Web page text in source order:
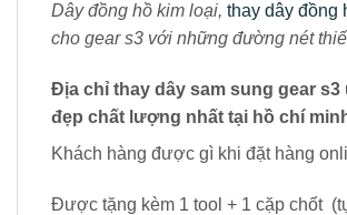
Dây đồng hồ kim loại, thay dây đồng
cho gear s3 với những đường nét
Địa chỉ thay dây sam sung gear s3
đẹp chất lượng nhất tại hồ chí
Khách hàng được gì khi đặt hàng
Được tặng kèm 1 tool + 1 cặp chốt